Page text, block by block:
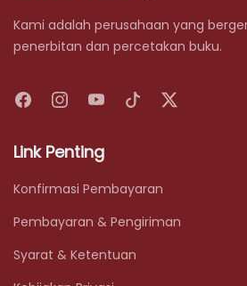
Kami adalah perusahaan yang
penerbitan dan percetakan buku.
Link Penting
Konfirmasi Pembayaran
Pembayaran & Pengiriman
Syarat & Ketentuan